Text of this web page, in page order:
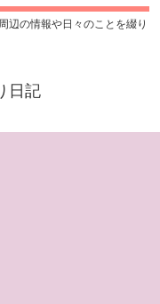
辺の情報や日々のことを綴り
日記